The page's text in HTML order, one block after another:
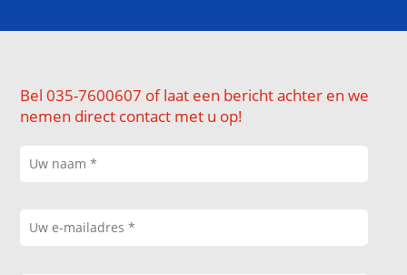
Bel 035-7600607 of laat een bericht achter en we
nemen direct contact met u op!